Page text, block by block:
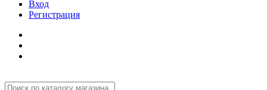
Вход
Регистрация